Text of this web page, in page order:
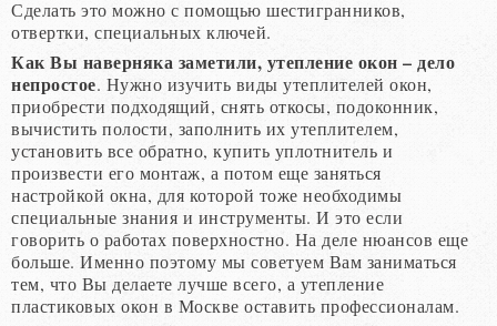
Сделать это можно с помощью шестигранников,
отвертки, специальных ключей.
Как Вы наверняка заметили, утепление окон – дело
непростое. Нужно изучить виды утеплителей окон,
приобрести подходящий, снять откосы, подоконник,
вычистить полости, заполнить их утеплителем,
установить все обратно, купить уплотнитель и
произвести его монтаж, а потом еще заняться
настройкой окна, для которой тоже необходимы
специальные знания и инструменты. И это если
говорить о работах поверхностно. На деле нюансов еще
больше. Именно поэтому мы советуем Вам заниматься
тем, что Вы делаете лучше всего, а утепление
пластиковых окон в Москве оставить профессионалам.